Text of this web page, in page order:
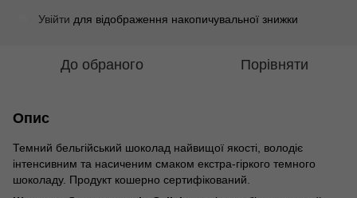
Увійти для відображення накопичувальної знижки
До обраного Порівняти
Опис
Темний бельгійський шоколад найвищої якості, володіє
інтенсивним та насиченим смаком екстра-гіркого темного
шоколаду. Продукт кошерно сертифікований.